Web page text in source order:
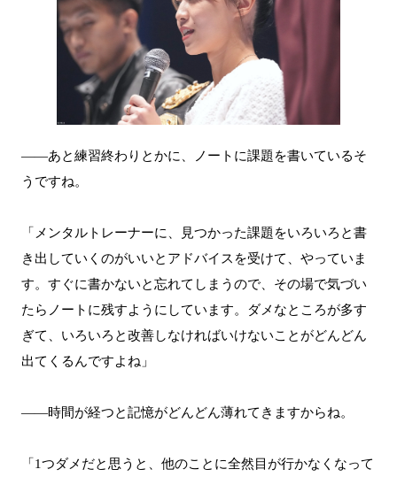
――あと練習終わりとかに、ノートに課題を書いているそ
うですね。
「メンタルトレーナーに、見つかった課題をいろいろと書
き出していくのがいいとアドバイスを受けて、やっていま
す。すぐに書かないと忘れてしまうので、その場で気づい
たらノートに残すようにしています。ダメなところが多す
ぎて、いろいろと改善しなければいけないことがどんどん
出てくるんですよね」
――時間が経つと記憶がどんどん薄れてきますからね。
「1つダメだと思うと、他のことに全然目が行かなくなって